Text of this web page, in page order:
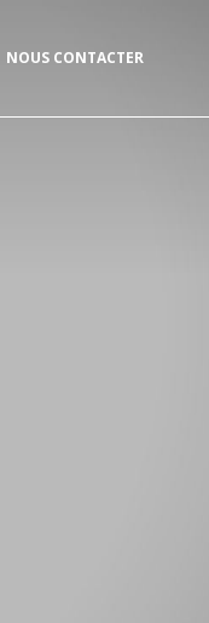
NOUS CONTACTER